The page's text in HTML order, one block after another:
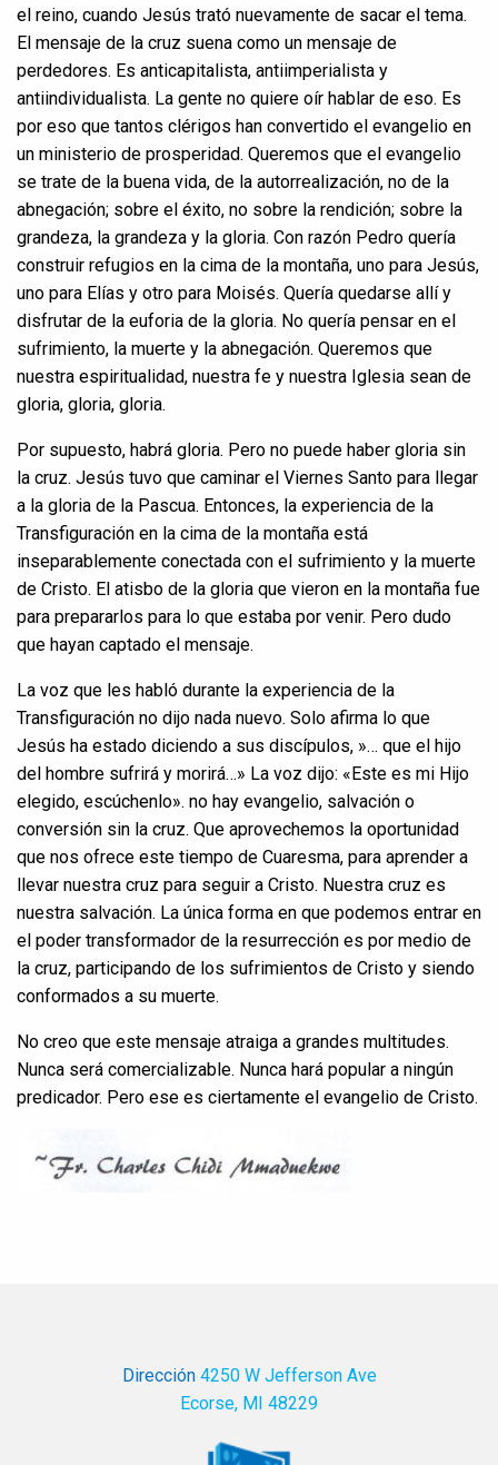
el reino, cuando Jesús trató nuevamente de sacar el tema.
El mensaje de la cruz suena como un mensaje de
perdedores. Es anticapitalista, antiimperialista y
antiindividualista. La gente no quiere oír hablar de eso. Es
por eso que tantos clérigos han convertido el evangelio en
un ministerio de prosperidad. Queremos que el evangelio
se trate de la buena vida, de la autorrealización, no de la
abnegación; sobre el éxito, no sobre la rendición; sobre la
grandeza, la grandeza y la gloria. Con razón Pedro quería
construir refugios en la cima de la montaña, uno para Jesús,
uno para Elías y otro para Moisés. Quería quedarse allí y
disfrutar de la euforia de la gloria. No quería pensar en el
sufrimiento, la muerte y la abnegación. Queremos que
nuestra espiritualidad, nuestra fe y nuestra Iglesia sean de
gloria, gloria, gloria.
Por supuesto, habrá gloria. Pero no puede haber gloria sin
la cruz. Jesús tuvo que caminar el Viernes Santo para llegar
a la gloria de la Pascua. Entonces, la experiencia de la
Transfiguración en la cima de la montaña está
inseparablemente conectada con el sufrimiento y la muerte
de Cristo. El atisbo de la gloria que vieron en la montaña fue
para prepararlos para lo que estaba por venir. Pero dudo
que hayan captado el mensaje.
La voz que les habló durante la experiencia de la
Transfiguración no dijo nada nuevo. Solo afirma lo que
Jesús ha estado diciendo a sus discípulos, »… que el hijo
del hombre sufrirá y morirá…» La voz dijo: «Este es mi Hijo
elegido, escúchenlo». no hay evangelio, salvación o
conversión sin la cruz. Que aprovechemos la oportunidad
que nos ofrece este tiempo de Cuaresma, para aprender a
llevar nuestra cruz para seguir a Cristo. Nuestra cruz es
nuestra salvación. La única forma en que podemos entrar en
el poder transformador de la resurrección es por medio de
la cruz, participando de los sufrimientos de Cristo y siendo
conformados a su muerte.
No creo que este mensaje atraiga a grandes multitudes.
Nunca será comercializable. Nunca hará popular a ningún
predicador. Pero ese es ciertamente el evangelio de Cristo.
Dirección 4250 W Jefferson Ave
Ecorse, MI 48229